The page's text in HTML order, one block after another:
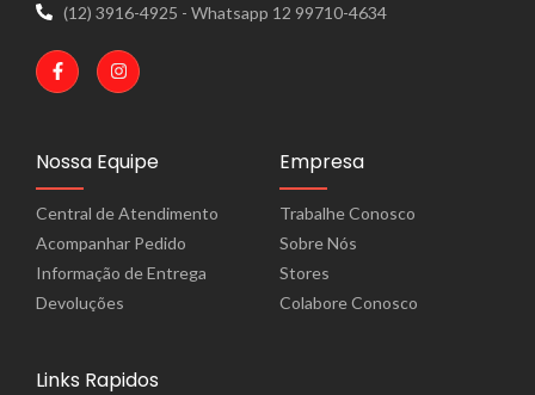
(12) 3916-4925 - Whatsapp 12 99710-4634
Nossa Equipe
Central de Atendimento
Acompanhar Pedido
Informação de Entrega
Devoluções
Empresa
Trabalhe Conosco
Sobre Nós
Stores
Colabore Conosco
Links Rapidos